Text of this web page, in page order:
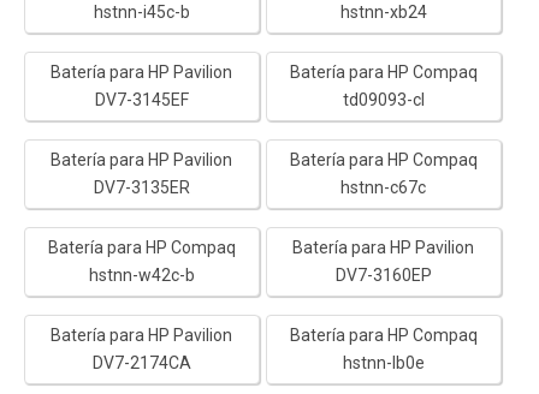
hstnn-i45c-b
hstnn-xb24
Batería para HP Pavilion
DV7-3145EF
Batería para HP Compaq
td09093-cl
Batería para HP Pavilion
DV7-3135ER
Batería para HP Compaq
hstnn-c67c
Batería para HP Compaq
hstnn-w42c-b
Batería para HP Pavilion
DV7-3160EP
Batería para HP Pavilion
DV7-2174CA
Batería para HP Compaq
hstnn-lb0e